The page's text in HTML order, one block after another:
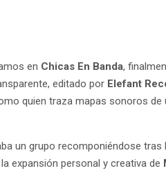
en Chicas En Banda,
editado por Elefant
quien traza mapas sonoros de
un grupo recomponiéndose tras
expansión personal y creativa de